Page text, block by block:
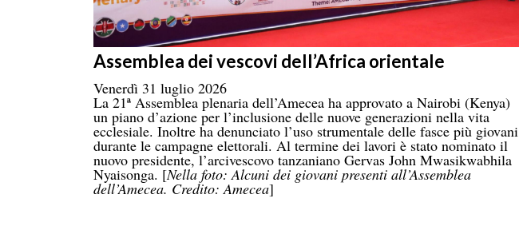
Assemblea dei vescovi dell’Africa orientale
Venerdì 31 luglio 2026
La 21ª Assemblea plenaria dell’Amecea ha approvato a Nairobi (Kenya)
un piano d’azione per l’inclusione delle nuove generazioni nella vita
ecclesiale. Inoltre ha denunciato l’uso strumentale delle fasce più giovani
durante le campagne elettorali. Al termine dei lavori è stato nominato il
nuovo presidente, l’arcivescovo tanzaniano Gervas John Mwasikwabhila
Nyaisonga. [Nella foto: Alcuni dei giovani presenti all’Assemblea
dell’Amecea. Credito: Amecea]